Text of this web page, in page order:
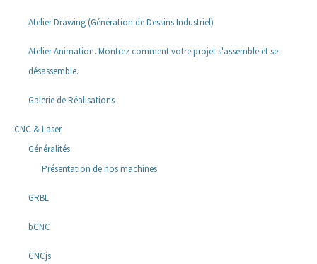
Atelier Drawing (Génération de Dessins Industriel)
Atelier Animation. Montrez comment votre projet s'assemble et se
désassemble.
Galerie de Réalisations
CNC & Laser
Généralités
Présentation de nos machines
GRBL
bCNC
CNCjs